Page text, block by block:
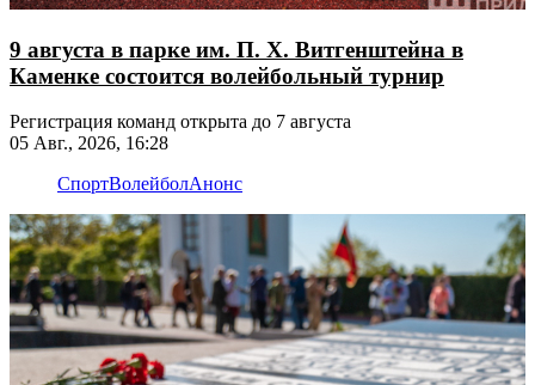
9 августа в парке им. П. Х. Витгенштейна в
Каменке состоится волейбольный турнир
Регистрация команд открыта до 7 августа
05 Авг., 2026, 16:28
СпортВолейболАнонс